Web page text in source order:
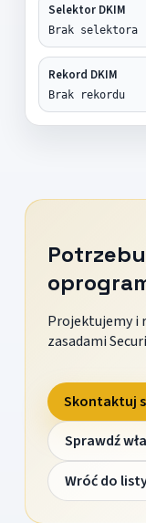
Selektor DKIM
Brak selektora
Rekord DKIM
Brak rekordu
Projektujemy i
zasadami
Skontaktuj
Sprawdź
Wróć do